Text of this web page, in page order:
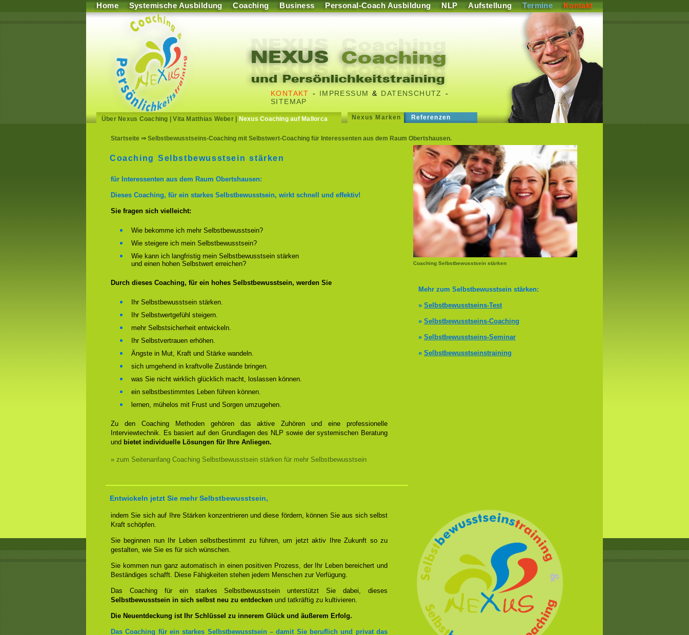
Home Systemische Ausbildung Coaching Business Personal-Coach Ausbildung NLP Aufstellung Termine Kontakt
KONTAKT - IMPRESSUM & DATENSCHUTZ
-
SITEMAP
Über Nexus Coaching |Vita Matthias Weber| Nexus Coaching auf Mallorca Nexus Marken Referenzen
Startseite ⇒ Selbstbewusstseins-Coaching mit Selbstwert-Coaching für Interessenten aus dem Raum Obertshausen.
Coaching Selbstbewusstsein stärken
Coaching Selbstbewusstsein stärken
für Interessenten aus dem Raum Obertshausen:
Dieses Coaching, für ein starkes Selbstbewusstsein, wirkt schnell und effektiv!
Sie fragen sich vielleicht:
Wie bekomme ich mehr Selbstbewusstsein?
Wie steigere ich mein Selbstbewusstsein?
Wie kann ich langfristig mein Selbstbewusstsein stärken
und einen hohen Selbstwert erreichen?
Mehr zum Selbstbewusstsein stärken:
» Selbstbewusstseins-Test
» Selbstbewusstseins-Coaching
» Selbstbewusstseins-Seminar
» Selbstbewusstseinstraining
Durch dieses Coaching, für ein hohes Selbstbewusstsein, werden Sie
Ihr Selbstbewusstsein stärken.
Ihr Selbstwertgefühl steigern.
mehr Selbstsicherheit entwickeln.
Ihr Selbstvertrauen erhöhen.
Ängste in Mut, Kraft und Stärke wandeln.
sich umgehend in kraftvolle Zustände bringen.
was Sie nicht wirklich glücklich macht, loslassen können.
ein selbstbestimmtes Leben führen können.
lernen, mühelos mit Frust und Sorgen umzugehen.
Zu den Coaching Methoden gehören das aktive Zuhören und eine professionelle
Interviewtechnik. Es basiert auf den Grundlagen des NLP sowie der systemischen Beratung
und bietet individuelle Lösungen für Ihre Anliegen.
» zum Seitenanfang Coaching Selbstbewusstsein stärken für mehr Selbstbewusstsein
Entwickeln jetzt Sie mehr Selbstbewusstsein,
indem Sie sich auf Ihre Stärken konzentrieren und diese fördern, können Sie aus sich selbst
Kraft schöpfen.
Sie beginnen nun Ihr Leben selbstbestimmt zu führen, um jetzt aktiv Ihre Zukunft so zu
gestalten, wie Sie es für sich wünschen.
Sie kommen nun ganz automatisch in einen positiven Prozess, der Ihr Leben bereichert und
Beständiges schafft. Diese Fähigkeiten stehen jedem Menschen zur Verfügung.
Das Coaching für ein starkes Selbstbewusstsein unterstützt Sie dabei, dieses
Selbstbewusstsein in sich selbst neu zu entdecken und tatkräftig zu kultivieren.
Die Neuentdeckung ist Ihr Schlüssel zu innerem Glück und äußerem Erfolg.
Das Coaching für ein starkes Selbstbewusstsein – damit Sie beruflich und privat das